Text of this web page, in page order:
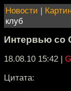
Новости |
клуб
Интервью со
18.08.10 15:42 |
Цитата: